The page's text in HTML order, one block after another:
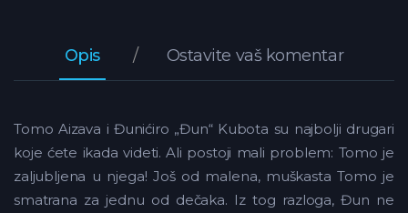
Opis Ostavite vaš komentar
Tomo Aizava i Đunićiro „Đun“ Kubota su najbolji drugari
koje ćete ikada videti. Ali postoji mali problem: Tomo je
zaljubljena u njega! Još od malena, muškasta Tomo je
smatrana za jednu od dečaka. Iz tog razloga, Đun ne